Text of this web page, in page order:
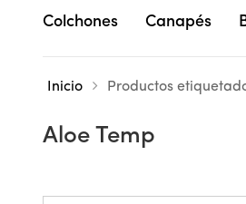
Colchones Canapés
Inicio Productos
Aloe Temp